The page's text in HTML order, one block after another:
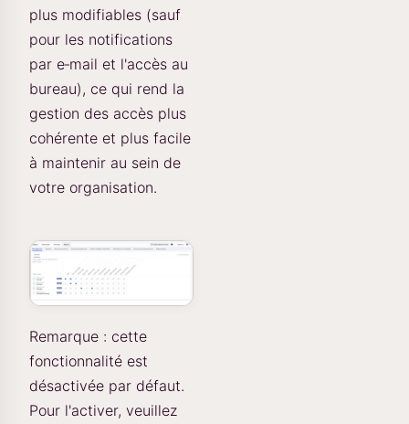
plus modifiables (sauf
pour les notifications
par e‑mail et l'accès au
bureau), ce qui rend la
gestion des accès plus
cohérente et plus facile
à maintenir au sein de
votre organisation.
Remarque : cette
fonctionnalité est
désactivée par défaut.
Pour l'activer, veuillez